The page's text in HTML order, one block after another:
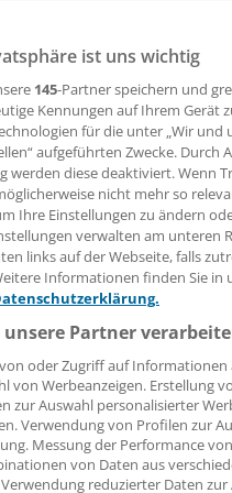
10:01 Uhr
Der 12-köpfige
Rhein-Main" hat
bei der
der
der
Josef Pfeilschifter,
Lucaßen,
D. Dr. Joachim-Felix
ist uns wichtig
145-Partner speichern und
Kennungen auf Ihrem Gerät
für die unter „Wir
aufgeführten Zwecke. Durch
werden diese deaktiviert. Wenn
nicht mehr so
Ihre Einstellungen zu ändern
verwalten am unteren
links auf der Webseite, falls
Informationen finden Sie in
Partner
oder Zugriff auf
von Werbeanzeigen. Erstellung
zur Auswahl personalisierter
Verwendung von Profilen zur
Messung der Performance
von Daten aus
reduzierter Daten